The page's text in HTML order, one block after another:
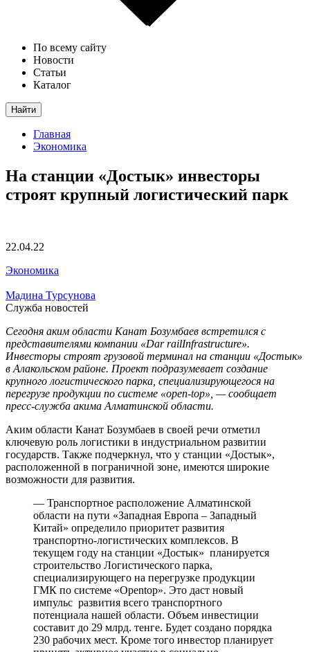
По всему сайту
Новости
Статьи
Каталог
Найти
Главная
Экономика
На станции «Достык» инвесторы
строят крупный логистический парк
22.04.22
Экономика
Мадина Турсунова
Служба новостей
Сегодня аким области Канат Бозумбаев встретился с
представителями компании «Dar railInfrastructure».
Инвесторы строят грузовой терминал на станции «Достык»
в Алакольском районе. Проект подразумевает создание
крупного логистического парка, специализирующегося на
перегрузе продукции по системе «open-top», — сообщает
пресс-служба акима Алматинской области.
Аким области Канат Бозумбаев в своей речи отметил
ключевую роль логистики в индустриальном развитии
государств. Также подчеркнул, что у станции «Достык»,
расположенной в пограничной зоне, имеются широкие
возможности для развития.
— Транспортное расположение Алматинской
области на пути «Западная Европа – Западный
Китай» определило приоритет развития
транспортно-логистических комплексов. В
текущем году на станции «Достык» планируется
строительство Логистического парка,
специализирующего на перегрузке продукции
ГМК по системе «Opentop». Это даст новый
импульс развития всего транспортного
потенциала нашей области. Объем инвестиции
составит до 29 млрд. тенге. Будет создано порядка
230 рабочих мест. Кроме того инвестор планирует